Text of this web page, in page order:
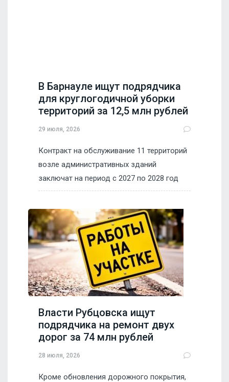
В Барнауле ищут подрядчика
для круглогодичной уборки
территорий за 12,5 млн рублей
29 июля, 2026
Контракт на обслуживание 11 территорий
возле административных зданий
заключат на период с 2027 по 2028 год
Власти Рубцовска ищут
подрядчика на ремонт двух
дорог за 74 млн рублей
28 июля, 2026
Кроме обновления дорожного покрытия,